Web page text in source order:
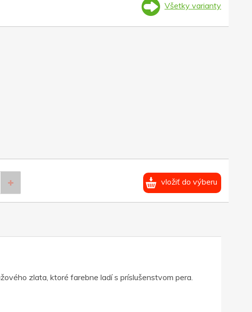
Všetky varianty
vložiť do výberu
zlata, ktoré farebne ladí s príslušenstvom pera.